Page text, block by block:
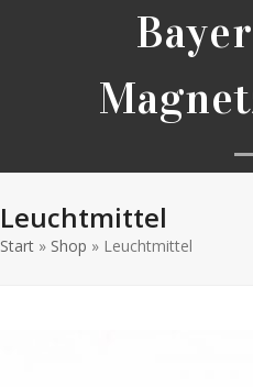
Leuchtmittel
Start » Shop » Leuchtmittel